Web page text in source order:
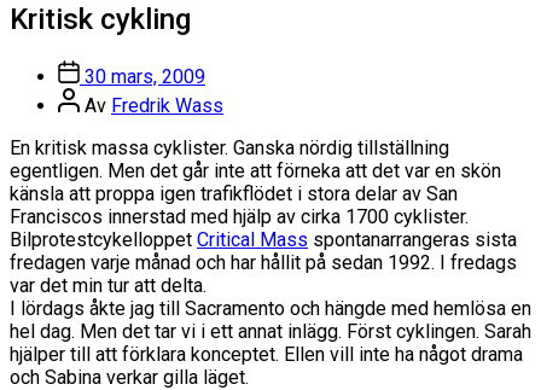
Kritisk cykling
Inläggsdatum
30 mars, 2009
Inläggsförfattare
Av Fredrik Wass
En kritisk massa cyklister. Ganska nördig tillställning
egentligen. Men det går inte att förneka att det var en skön
känsla att proppa igen trafikflödet i stora delar av San
Franciscos innerstad med hjälp av cirka 1700 cyklister.
Bilprotestcykelloppet Critical Mass spontanarrangeras sista
fredagen varje månad och har hållit på sedan 1992. I fredags
var det min tur att delta.
I lördags åkte jag till Sacramento och hängde med hemlösa en
hel dag. Men det tar vi i ett annat inlägg. Först cyklingen. Sarah
hjälper till att förklara konceptet. Ellen vill inte ha något drama
och Sabina verkar gilla läget.